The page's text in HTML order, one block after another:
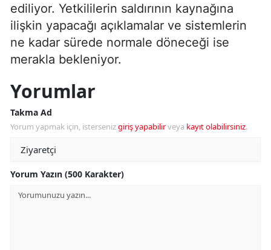
ediliyor. Yetkililerin saldırının kaynağına
ilişkin yapacağı açıklamalar ve sistemlerin
ne kadar sürede normale döneceği ise
merakla bekleniyor.
Yorumlar
Takma Ad
Yorum yapmak için, istersenizgiriş yapabilirveya kayıt olabilirsiniz.
Yorum Yazın (500 Karakter)